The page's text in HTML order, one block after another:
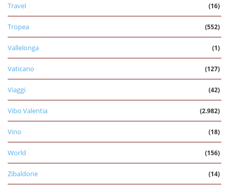
Travel (16)
Tropea (552)
Vallelonga (1)
Vaticano (127)
Viaggi (42)
Vibo Valentia (2.982)
Vino (18)
World (156)
Zibaldone (14)